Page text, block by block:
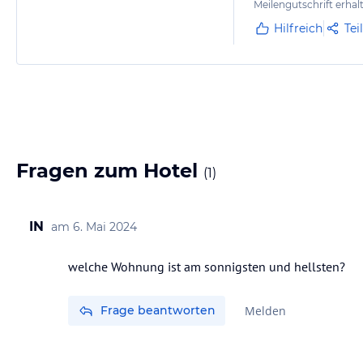
Meilengutschrift
Hilfreich
Fragen zum Hotel (1)
IN am 6. Mai 2024
welche Wohnung ist am sonnigsten und hellsten?
Frage beantworten Melden